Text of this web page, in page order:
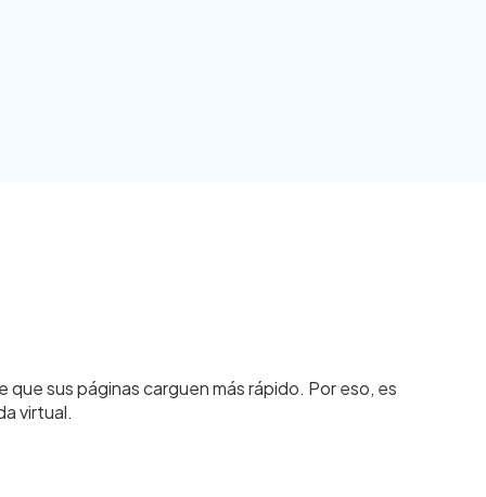
sus páginas carguen más rápido. Por eso, es
virtual.